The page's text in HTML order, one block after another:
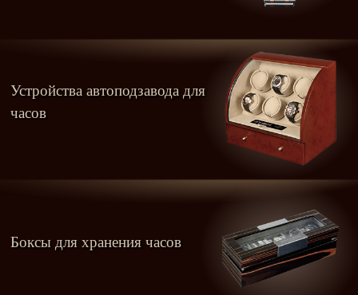
Устройства автоподзавода для
часов
Боксы для хранения часов